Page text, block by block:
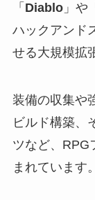
「 Diablo」や
ハックアンド
せる大規模拡
装備の収集や
ビルド構築、
ツなど、RPG
まれています。